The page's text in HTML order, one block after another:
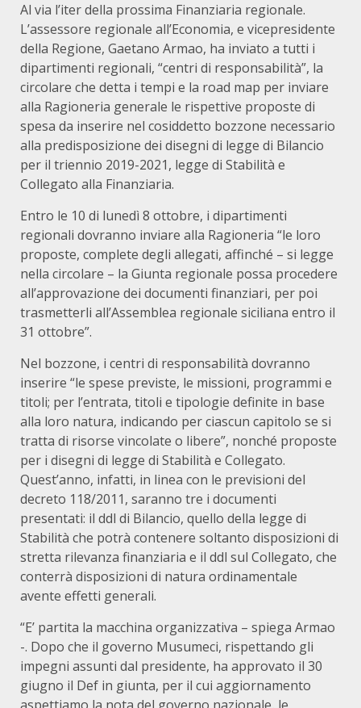
Al via l’iter della prossima Finanziaria regionale.
L’assessore regionale all’Economia, e vicepresidente
della Regione, Gaetano Armao, ha inviato a tutti i
dipartimenti regionali, “centri di responsabilità”, la
circolare che detta i tempi e la road map per inviare
alla Ragioneria generale le rispettive proposte di
spesa da inserire nel cosiddetto bozzone necessario
alla predisposizione dei disegni di legge di Bilancio
per il triennio 2019-2021, legge di Stabilità e
Collegato alla Finanziaria.
Entro le 10 di lunedì 8 ottobre, i dipartimenti
regionali dovranno inviare alla Ragioneria “le loro
proposte, complete degli allegati, affinché – si legge
nella circolare – la Giunta regionale possa procedere
all’approvazione dei documenti finanziari, per poi
trasmetterli all’Assemblea regionale siciliana entro il
31 ottobre”.
Nel bozzone, i centri di responsabilità dovranno
inserire “le spese previste, le missioni, programmi e
titoli; per l’entrata, titoli e tipologie definite in base
alla loro natura, indicando per ciascun capitolo se si
tratta di risorse vincolate o libere”, nonché proposte
per i disegni di legge di Stabilità e Collegato.
Quest’anno, infatti, in linea con le previsioni del
decreto 118/2011, saranno tre i documenti
presentati: il ddl di Bilancio, quello della legge di
Stabilità che potrà contenere soltanto disposizioni di
stretta rilevanza finanziaria e il ddl sul Collegato, che
conterrà disposizioni di natura ordinamentale
avente effetti generali.
“E’ partita la macchina organizzativa – spiega Armao
-. Dopo che il governo Musumeci, rispettando gli
impegni assunti dal presidente, ha approvato il 30
giugno il Def in giunta, per il cui aggiornamento